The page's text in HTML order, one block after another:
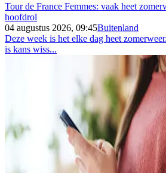
Tour de France Femmes: vaak heet
hoofdrol
04 augustus 2026, 09:45Buitenland
Deze week is het elke dag heet
is kans wiss...